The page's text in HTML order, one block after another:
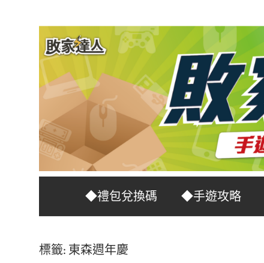
家
No.1
戲
◆禮包兌換碼 ◆手遊攻略
標籤: 東森週年慶